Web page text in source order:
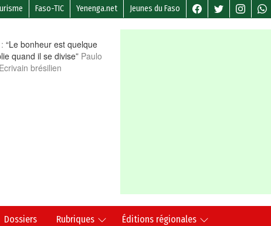
Faso-TIC Yenenga.net Jeunes du Faso
“Le bonheur est quelque
quand il se divise” Paulo
brésilien
Dossiers Rubriques Éditions régionales